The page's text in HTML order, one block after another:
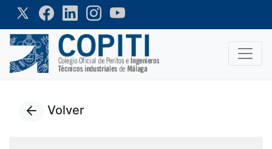
Volver